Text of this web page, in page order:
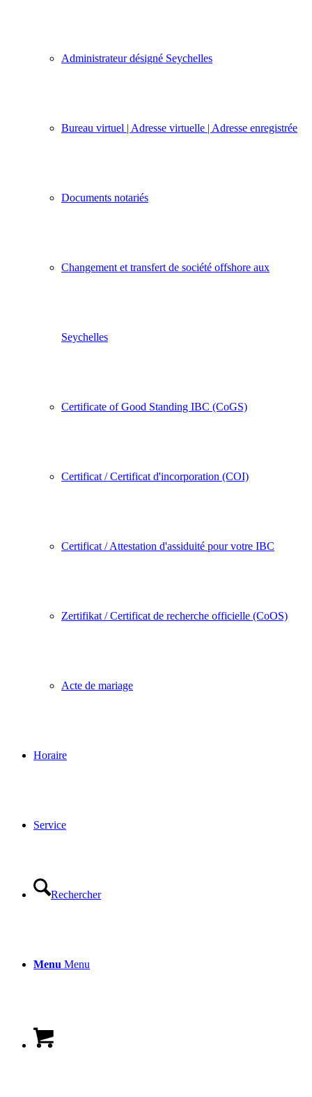
Administrateur désigné Seychelles
Bureau virtuel | Adresse virtuelle | Adresse enregistrée
Documents notariés
Changement et transfert de société offshore aux
Seychelles
Certificate of Good Standing IBC (CoGS)
Certificat / Certificat d'incorporation (COI)
Certificat / Attestation d'assiduité pour votre IBC
Zertifikat / Certificat de recherche officielle (CoOS)
Acte de mariage
Horaire
Service
Rechercher
Menu Menu